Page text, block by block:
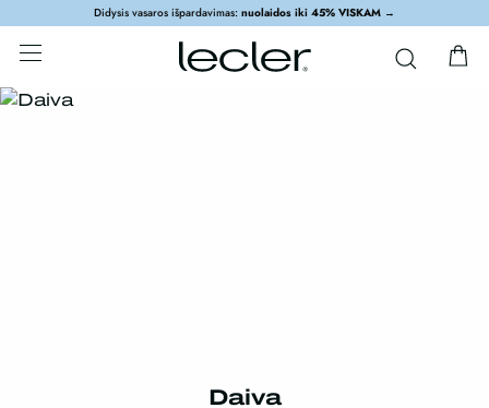
Didysis vasaros išpardavimas: nuolaidos iki 45% VISKAM →
Daiva